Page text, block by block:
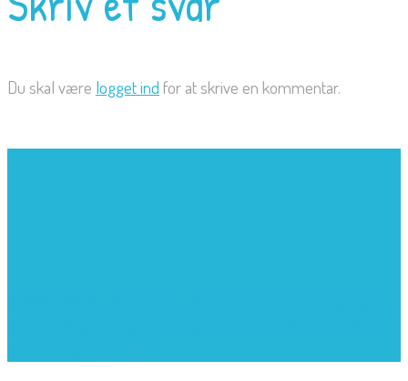
Du skal være logget ind for at skrive en kommentar.